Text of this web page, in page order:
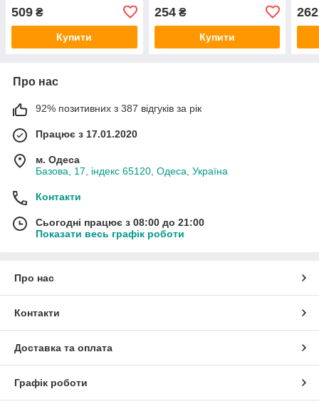
роботи, монети 689-1
509 ₴
Купити
підсвічування, пляшечка з
мильним розчином,
254₴
Купити
262
Про нас
92% позитивних з 387 відгуків за рік
Працює з 17.01.2020
м. Одеса
Базова, 17, індекс 65120, Одеса, Україна
Контакти
Сьогодні працює з 08:00 до 21:00
Показати весь графік роботи
Про нас
Контакти
Доставка та оплата
Графік роботи